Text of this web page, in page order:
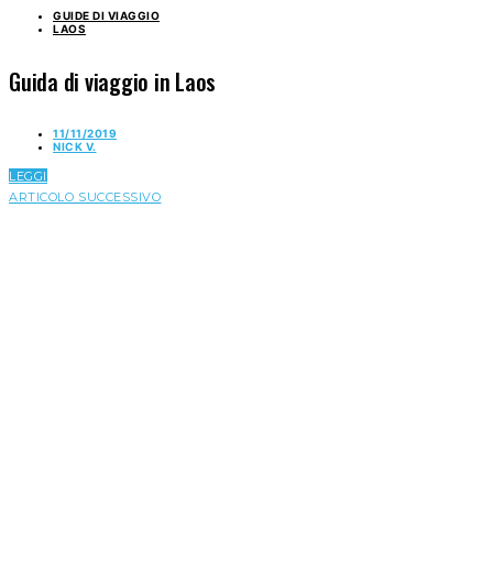
GUIDE DI VIAGGIO
LAOS
Guida di viaggio in Laos
11/11/2019
NICK V.
LEGGI
ARTICOLO SUCCESSIVO